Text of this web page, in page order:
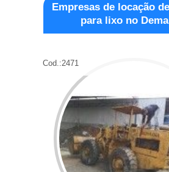
Empresas de locação
para lixo no
Cod.:2471